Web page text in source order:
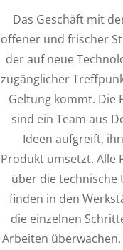
Das Geschäft mit
offener und frischer
der auf neue
zugänglicher
Geltung kommt. Die
sind ein Team aus
Ideen aufgreift,
Produkt umsetzt. Alle
über die technische
finden in den
die einzelnen
Arbeiten